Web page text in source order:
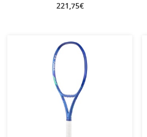
221,75€